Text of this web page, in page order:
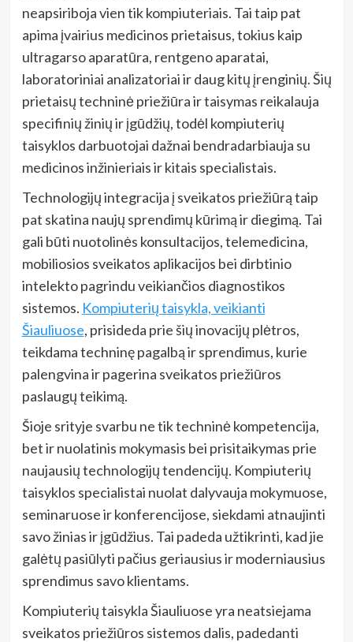
neapsiriboja vien tik kompiuteriais. Tai taip pat
apima įvairius medicinos prietaisus, tokius kaip
ultragarso aparatūra, rentgeno aparatai,
laboratoriniai analizatoriai ir daug kitų įrenginių. Šių
prietaisų techninė priežiūra ir taisymas reikalauja
specifinių žinių ir įgūdžių, todėl kompiuterių
taisyklos darbuotojai dažnai bendradarbiauja su
medicinos inžinieriais ir kitais specialistais.
Technologijų integracija į sveikatos priežiūrą taip
pat skatina naujų sprendimų kūrimą ir diegimą. Tai
gali būti nuotolinės konsultacijos, telemedicina,
mobiliosios sveikatos aplikacijos bei dirbtinio
intelekto pagrindu veikiančios diagnostikos
sistemos. Kompiuterių taisykla, veikianti
Šiauliuose, prisideda prie šių inovacijų plėtros,
teikdama techninę pagalbą ir sprendimus, kurie
palengvina ir pagerina sveikatos priežiūros
paslaugų teikimą.
Šioje srityje svarbu ne tik techninė kompetencija,
bet ir nuolatinis mokymasis bei prisitaikymas prie
naujausių technologijų tendencijų. Kompiuterių
taisyklos specialistai nuolat dalyvauja mokymuose,
seminaruose ir konferencijose, siekdami atnaujinti
savo žinias ir įgūdžius. Tai padeda užtikrinti, kad jie
galėtų pasiūlyti pačius geriausius ir moderniausius
sprendimus savo klientams.
Kompiuterių taisykla Šiauliuose yra neatsiejama
sveikatos priežiūros sistemos dalis, padedanti